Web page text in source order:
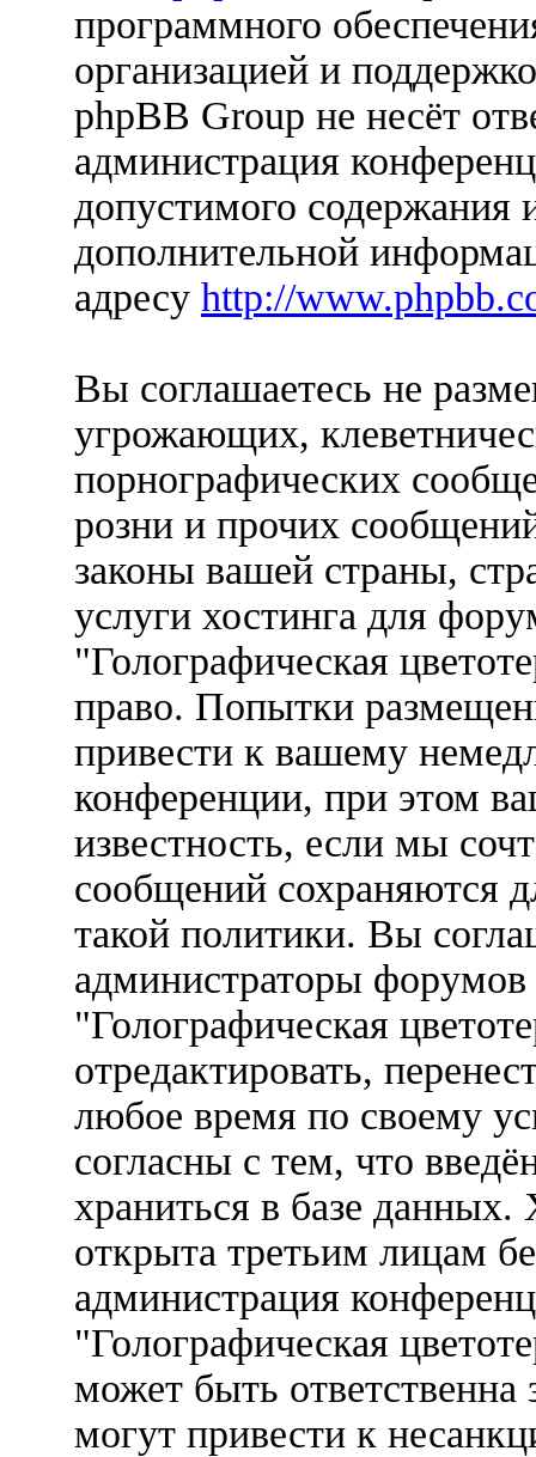
программного
организацией и
phpBB Group не несёт
администрация
допустимого содержания
дополнительной
адресу http://
Вы соглашаетесь не
угрожающих,
порнографических
розни и прочих
законы вашей страны,
услуги хостинга для
"Голографическая
право. Попытки
привести к вашему
конференции, при этом
известность, если мы
сообщений сохраняются
такой политики. Вы
администраторы
"Голографическая
отредактировать,
любое время по своему
согласны с тем, что
храниться в базе
открыта третьим лицам
администрация
"Голографическая
может быть ответственна
могут привести к